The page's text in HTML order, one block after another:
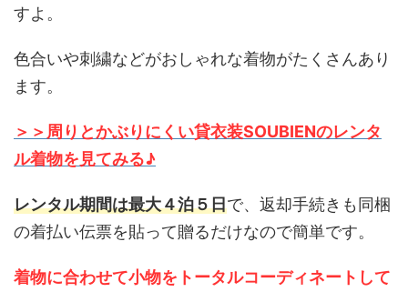
すよ。
色合いや刺繍などがおしゃれな着物がたくさんあり
ます。
＞＞周りとかぶりにくい貸衣装SOUBIENのレンタ
ル着物を見てみる♪
レンタル期間は最大４泊５日で、返却手続きも同梱
の着払い伝票を貼って贈るだけなので簡単です。
着物に合わせて小物をトータルコーディネートして